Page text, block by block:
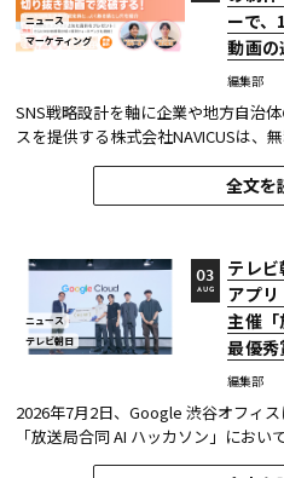
ニュース
マーケティング
ーで
動画
編集部
SNS戦略設計を軸に企業や地方自治
スを提供する株式会社NAVICUSは、
作・宣伝ご担当者向け】若年層の『
突破する！1000万回再生連発の選定
全文を
ニュース
テレビ朝日
テレ
アプ
主催
最優秀
編集部
03
AUG
2026年7月2日、Google 渋谷オフィ
「放送局合同 AI ハッカソン」にお
ョート動画生成アプリケーション「